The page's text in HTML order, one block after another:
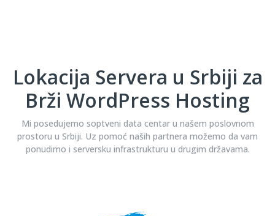
Lokacija Servera u Srbiji za
Brži WordPress Hosting
Mi posedujemo soptveni data centar u našem poslovnom
prostoru u Srbiji. Uz pomoć naših partnera možemo da vam
ponudimo i serversku infrastrukturu u drugim državama.